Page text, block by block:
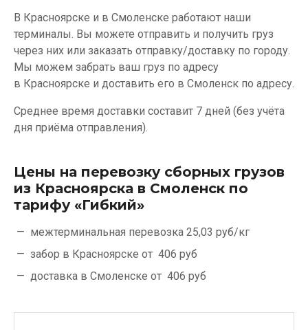
В Красноярске и в Смоленске работают наши
терминалы. Вы можете отправить и получить груз
через них или заказать отправку/доставку по городу.
Мы можем забрать ваш груз по адресу
в Красноярске и доставить его в Смоленск по адресу.
Среднее время доставки составит 7 дней (без учёта
дня приёма отправления).
Цены на перевозку сборных грузов
из Красноярска в Смоленск по
тарифу «Гибкий»
межтерминальная перевозка 25,03 руб/кг
забор в Красноярске от 406 руб
доставка в Смоленске от 406 руб